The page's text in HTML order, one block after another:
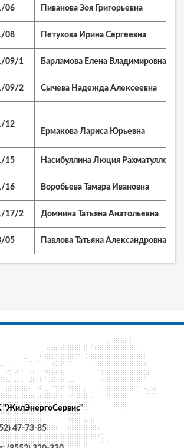
06 Пиванова Зоя Григорьевна
08 Петухова Ирина Сергеевна
09/1 Барламова Елена Владимировна
09/2 Сычева Надежда Алексеевна
12
Ермакова Лариса Юрьевна
15 Насибуллина Люция Рахматулловна
16 Воробьева Тамара Ивановна
17/2 Домнина Татьяна Анатольевна
05 Павлова Татьяна Александровна
47-73-85